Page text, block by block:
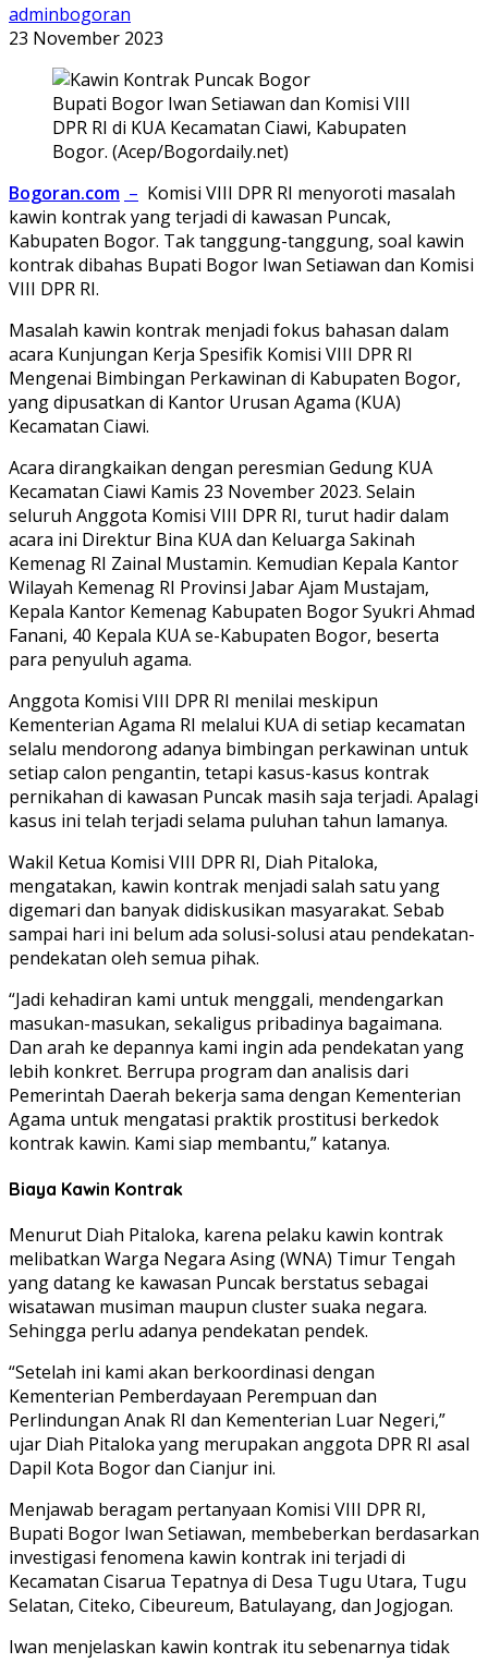
adminbogoran
23 November 2023
Bupati Bogor Iwan Setiawan dan Komisi VIII
DPR RI di KUA Kecamatan Ciawi, Kabupaten
Bogor. (Acep/Bogordaily.net)
Bogoran.com – Komisi VIII DPR RI menyoroti masalah
kawin kontrak yang terjadi di kawasan Puncak,
Kabupaten Bogor. Tak tanggung-tanggung, soal kawin
kontrak dibahas Bupati Bogor Iwan Setiawan dan Komisi
VIII DPR RI.
Masalah kawin kontrak menjadi fokus bahasan dalam
acara Kunjungan Kerja Spesifik Komisi VIII DPR RI
Mengenai Bimbingan Perkawinan di Kabupaten Bogor,
yang dipusatkan di Kantor Urusan Agama (KUA)
Kecamatan Ciawi.
Acara dirangkaikan dengan peresmian Gedung KUA
Kecamatan Ciawi Kamis 23 November 2023. Selain
seluruh Anggota Komisi VIII DPR RI, turut hadir dalam
acara ini Direktur Bina KUA dan Keluarga Sakinah
Kemenag RI Zainal Mustamin. Kemudian Kepala Kantor
Wilayah Kemenag RI Provinsi Jabar Ajam Mustajam,
Kepala Kantor Kemenag Kabupaten Bogor Syukri Ahmad
Fanani, 40 Kepala KUA se-Kabupaten Bogor, beserta
para penyuluh agama.
Anggota Komisi VIII DPR RI menilai meskipun
Kementerian Agama RI melalui KUA di setiap kecamatan
selalu mendorong adanya bimbingan perkawinan untuk
setiap calon pengantin, tetapi kasus-kasus kontrak
pernikahan di kawasan Puncak masih saja terjadi. Apalagi
kasus ini telah terjadi selama puluhan tahun lamanya.
Wakil Ketua Komisi VIII DPR RI, Diah Pitaloka,
mengatakan, kawin kontrak menjadi salah satu yang
digemari dan banyak didiskusikan masyarakat. Sebab
sampai hari ini belum ada solusi-solusi atau pendekatan-
pendekatan oleh semua pihak.
“Jadi kehadiran kami untuk menggali, mendengarkan
masukan-masukan, sekaligus pribadinya bagaimana.
Dan arah ke depannya kami ingin ada pendekatan yang
lebih konkret. Berrupa program dan analisis dari
Pemerintah Daerah bekerja sama dengan Kementerian
Agama untuk mengatasi praktik prostitusi berkedok
kontrak kawin. Kami siap membantu,” katanya.
Biaya Kawin Kontrak
Menurut Diah Pitaloka, karena pelaku kawin kontrak
melibatkan Warga Negara Asing (WNA) Timur Tengah
yang datang ke kawasan Puncak berstatus sebagai
wisatawan musiman maupun cluster suaka negara.
Sehingga perlu adanya pendekatan pendek.
“Setelah ini kami akan berkoordinasi dengan
Kementerian Pemberdayaan Perempuan dan
Perlindungan Anak RI dan Kementerian Luar Negeri,”
ujar Diah Pitaloka yang merupakan anggota DPR RI asal
Dapil Kota Bogor dan Cianjur ini.
Menjawab beragam pertanyaan Komisi VIII DPR RI,
Bupati Bogor Iwan Setiawan, membeberkan berdasarkan
investigasi fenomena kawin kontrak ini terjadi di
Kecamatan Cisarua Tepatnya di Desa Tugu Utara, Tugu
Selatan, Citeko, Cibeureum, Batulayang, dan Jogjogan.
Iwan menjelaskan kawin kontrak itu sebenarnya tidak